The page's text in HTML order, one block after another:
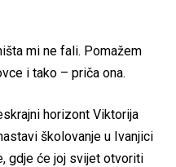
mi ne fali. Pomažem
i tako – priča ona.
horizont Viktorija
školovanje u Ivanjici
gdje će joj svijet otvoriti